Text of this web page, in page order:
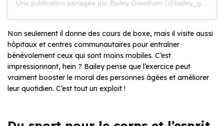
Non seulement il donne des cours de boxe, mais il visite aussi
hôpitaux et centres communautaires pour entraîner
bénévolement ceux qui sont moins mobiles. C’est
impressionnant, hein ? Bailey pense que l’exercice peut
vraiment booster le moral des personnes âgées et améliorer
leur quotidien. C’est tout un exploit !